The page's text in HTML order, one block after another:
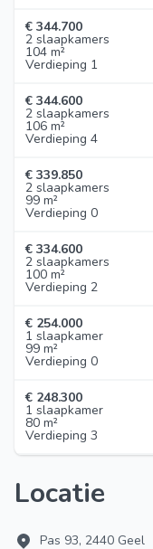
€ 344.700
2 slaapkamers
104 m²
Verdieping 1
€ 344.600
2 slaapkamers
106 m²
Verdieping 4
€ 339.850
2 slaapkamers
99 m²
Verdieping 0
€ 334.600
2 slaapkamers
100 m²
Verdieping 2
€ 254.000
1 slaapkamer
99 m²
Verdieping 0
€ 248.300
1 slaapkamer
80 m²
Verdieping 3
Locatie
Pas 93, 2440 Geel